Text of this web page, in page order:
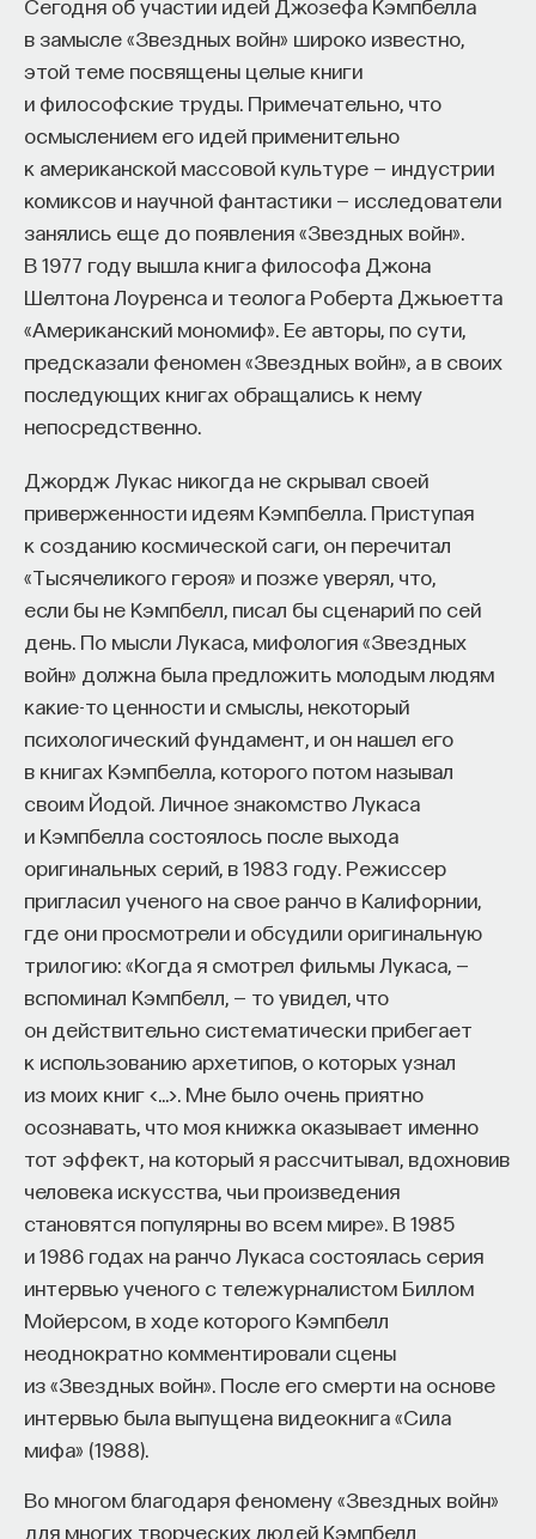
Сегодня об участии идей Джозефа Кэмпбелла
в замысле «Звездных войн» широко известно,
этой теме посвящены целые книги
и философские труды. Примечательно, что
осмыслением его идей применительно
к американской массовой культуре — индустрии
комиксов и научной фантастики — исследователи
занялись еще до появления «Звездных войн».
В 1977 году вышла книга философа Джона
Шелтона Лоуренса и теолога Роберта Джьюетта
«Американский мономиф». Ее авторы, по сути,
предсказали феномен «Звездных войн», а в своих
последующих книгах обращались к нему
непосредственно.
Джордж Лукас никогда не скрывал своей
приверженности идеям Кэмпбелла. Приступая
к созданию космической саги, он перечитал
«Тысячеликого героя» и позже уверял, что,
если бы не Кэмпбелл, писал бы сценарий по сей
день. По мысли Лукаса, мифология «Звездных
войн» должна была предложить молодым людям
какие-то ценности и смыслы, некоторый
психологический фундамент, и он нашел его
в книгах Кэмпбелла, которого потом называл
своим Йодой. Личное знакомство Лукаса
и Кэмпбелла состоялось после выхода
оригинальных серий, в 1983 году. Режиссер
пригласил ученого на свое ранчо в Калифорнии,
где они просмотрели и обсудили оригинальную
трилогию: «Когда я смотрел фильмы Лукаса, —
вспоминал Кэмпбелл, — то увидел, что
он действительно систематически прибегает
к использованию архетипов, о которых узнал
из моих книг <…>. Мне было очень приятно
осознавать, что моя книжка оказывает именно
тот эффект, на который я рассчитывал, вдохновив
человека искусства, чьи произведения
становятся популярны во всем мире». В 1985
и 1986 годах на ранчо Лукаса состоялась серия
интервью ученого с тележурналистом Биллом
Мойерсом, в ходе которого Кэмпбелл
неоднократно комментировали сцены
из «Звездных войн». После его смерти на основе
интервью была выпущена видеокнига «Сила
мифа» (1988).
Во многом благодаря феномену «Звездных войн»
для многих творческих людей Кэмпбелл